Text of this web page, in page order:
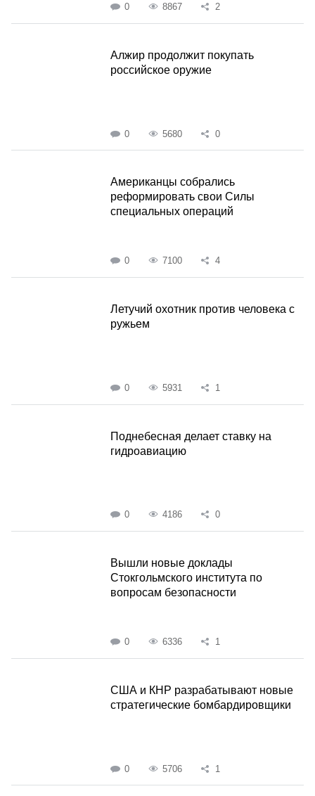
0 8867 2
Алжир продолжит покупать
российское оружие
0 5680 0
Американцы собрались
реформировать свои Силы
специальных операций
0 7100 4
Летучий охотник против человека с
ружьем
0 5931 1
Поднебесная делает ставку на
гидроавиацию
0 4186 0
Вышли новые доклады
Стокгольмского института по
вопросам безопасности
0 6336 1
США и КНР разрабатывают новые
стратегические бомбардировщики
0 5706 1